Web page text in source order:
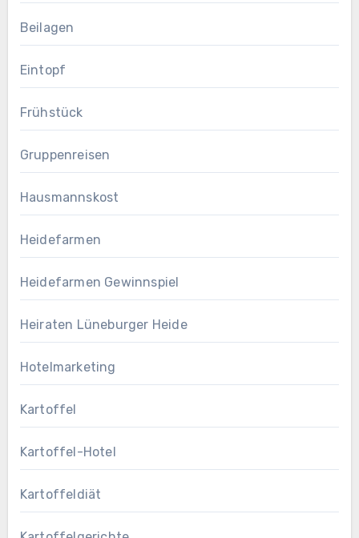
Beilagen
Eintopf
Frühstück
Gruppenreisen
Hausmannskost
Heidefarmen
Heidefarmen Gewinnspiel
Heiraten Lüneburger Heide
Hotelmarketing
Kartoffel
Kartoffel-Hotel
Kartoffeldiät